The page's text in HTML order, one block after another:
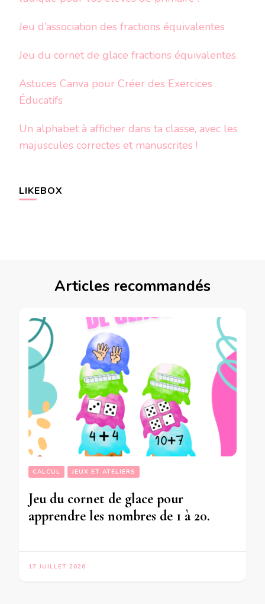
Jeu d’association des fractions équivalentes
Jeu du cornet de glace fractions équivalentes.
Astuces Canva pour Créer des Exercices
Éducatifs
Un alphabet à afficher dans ta classe, avec les
majuscules correctes et manuscrites !
LIKEBOX
Articles recommandés
CALCUL JEUX ET ATELIERS
Jeu du cornet de glace pour
apprendre les nombres de 1 à 20.
17 JUILLET 2026